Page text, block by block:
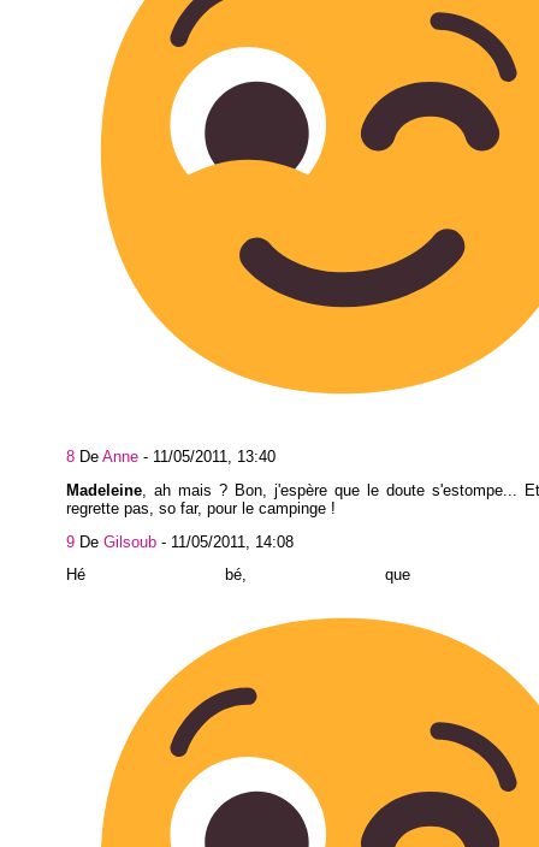
8 De Anne - 11/05/2011, 13:40
Madeleine , ah mais ? Bon, j'espère que le doute s'estompe...
regrette pas, so far, pour le campinge !
9 De Gilsoub - 11/05/2011, 14:08
Hé bé, que